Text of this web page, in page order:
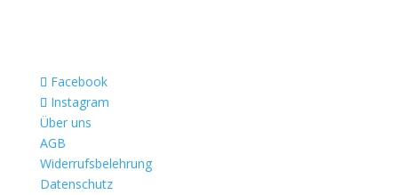
Facebook
Instagram
Über uns
AGB
Widerrufsbelehrung
Datenschutz